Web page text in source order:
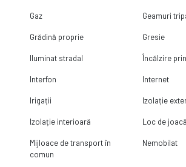
Gaz Geamuri
Grădină proprie Gresie
Iluminat stradal Încălzire
Interfon Internet
Irigații Izolație
Izolație interioară Loc de
Mijloace de transport în
comun
Nemobilat